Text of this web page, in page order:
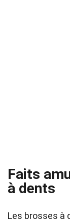
Faits
à dents
Les brosses à